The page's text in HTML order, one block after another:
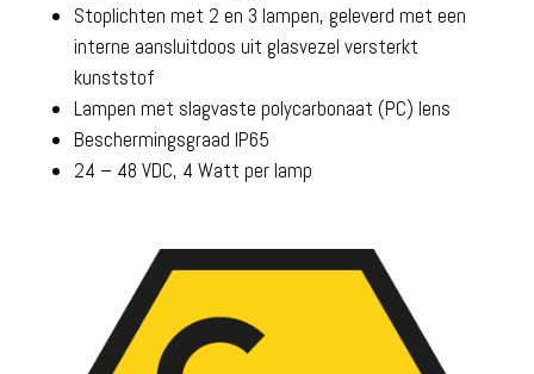
Stoplichten met 2 en 3 lampen, geleverd met een
interne aansluitdoos uit glasvezel versterkt
kunststof
Lampen met slagvaste polycarbonaat (PC) lens
Beschermingsgraad IP65
24 – 48 VDC, 4 Watt per lamp